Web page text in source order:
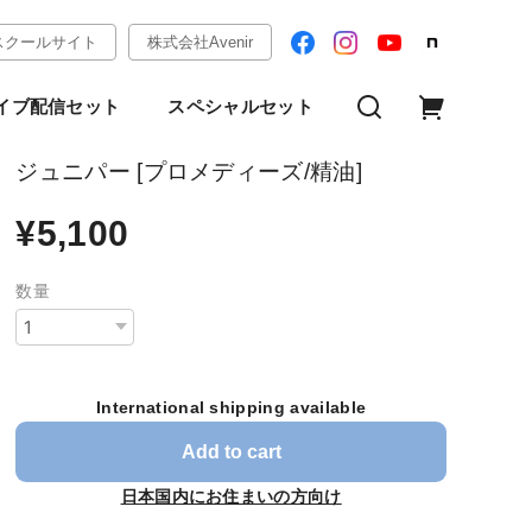
クールサイト 株式会社Avenir
ブ配信セット スペシャルセット
ジュニパー [プロメディーズ/精油]
¥5,100
数量
International shipping available
Add to cart
日本国内にお住まいの方向け